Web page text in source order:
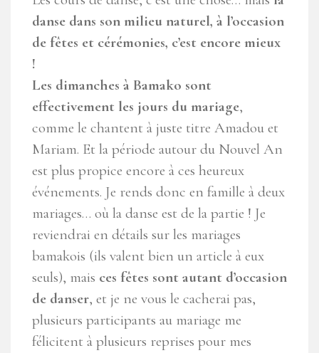
danse dans son milieu naturel, à l’occasion
de fêtes et cérémonies, c’est encore mieux
!
Les dimanches à Bamako sont
effectivement les jours du mariage,
comme le chantent à juste titre Amadou et
Mariam. Et la période autour du Nouvel An
est plus propice encore à ces heureux
événements. Je rends donc en famille à deux
mariages… où la danse est de la partie ! Je
reviendrai en détails sur les mariages
bamakois (ils valent bien un article à eux
seuls), mais ces fêtes sont autant d’occasion
de danser, et je ne vous le cacherai pas,
plusieurs participants au mariage me
félicitent à plusieurs reprises pour mes